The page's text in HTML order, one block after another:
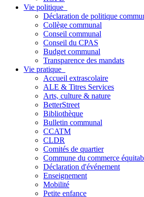
Vie politique
Déclaration de politique
Collège communal
Conseil communal
Conseil du CPAS
Budget communal
Transparence des mandats
Vie pratique
Accueil extrascolaire
ALE & Titres Services
Arts, culture & nature
BetterStreet
Bibliothèque
Bulletin communal
CCATM
CLDR
Comités de quartier
Commune du commerce
Déclaration d'événement
Enseignement
Mobilité
Petite enfance